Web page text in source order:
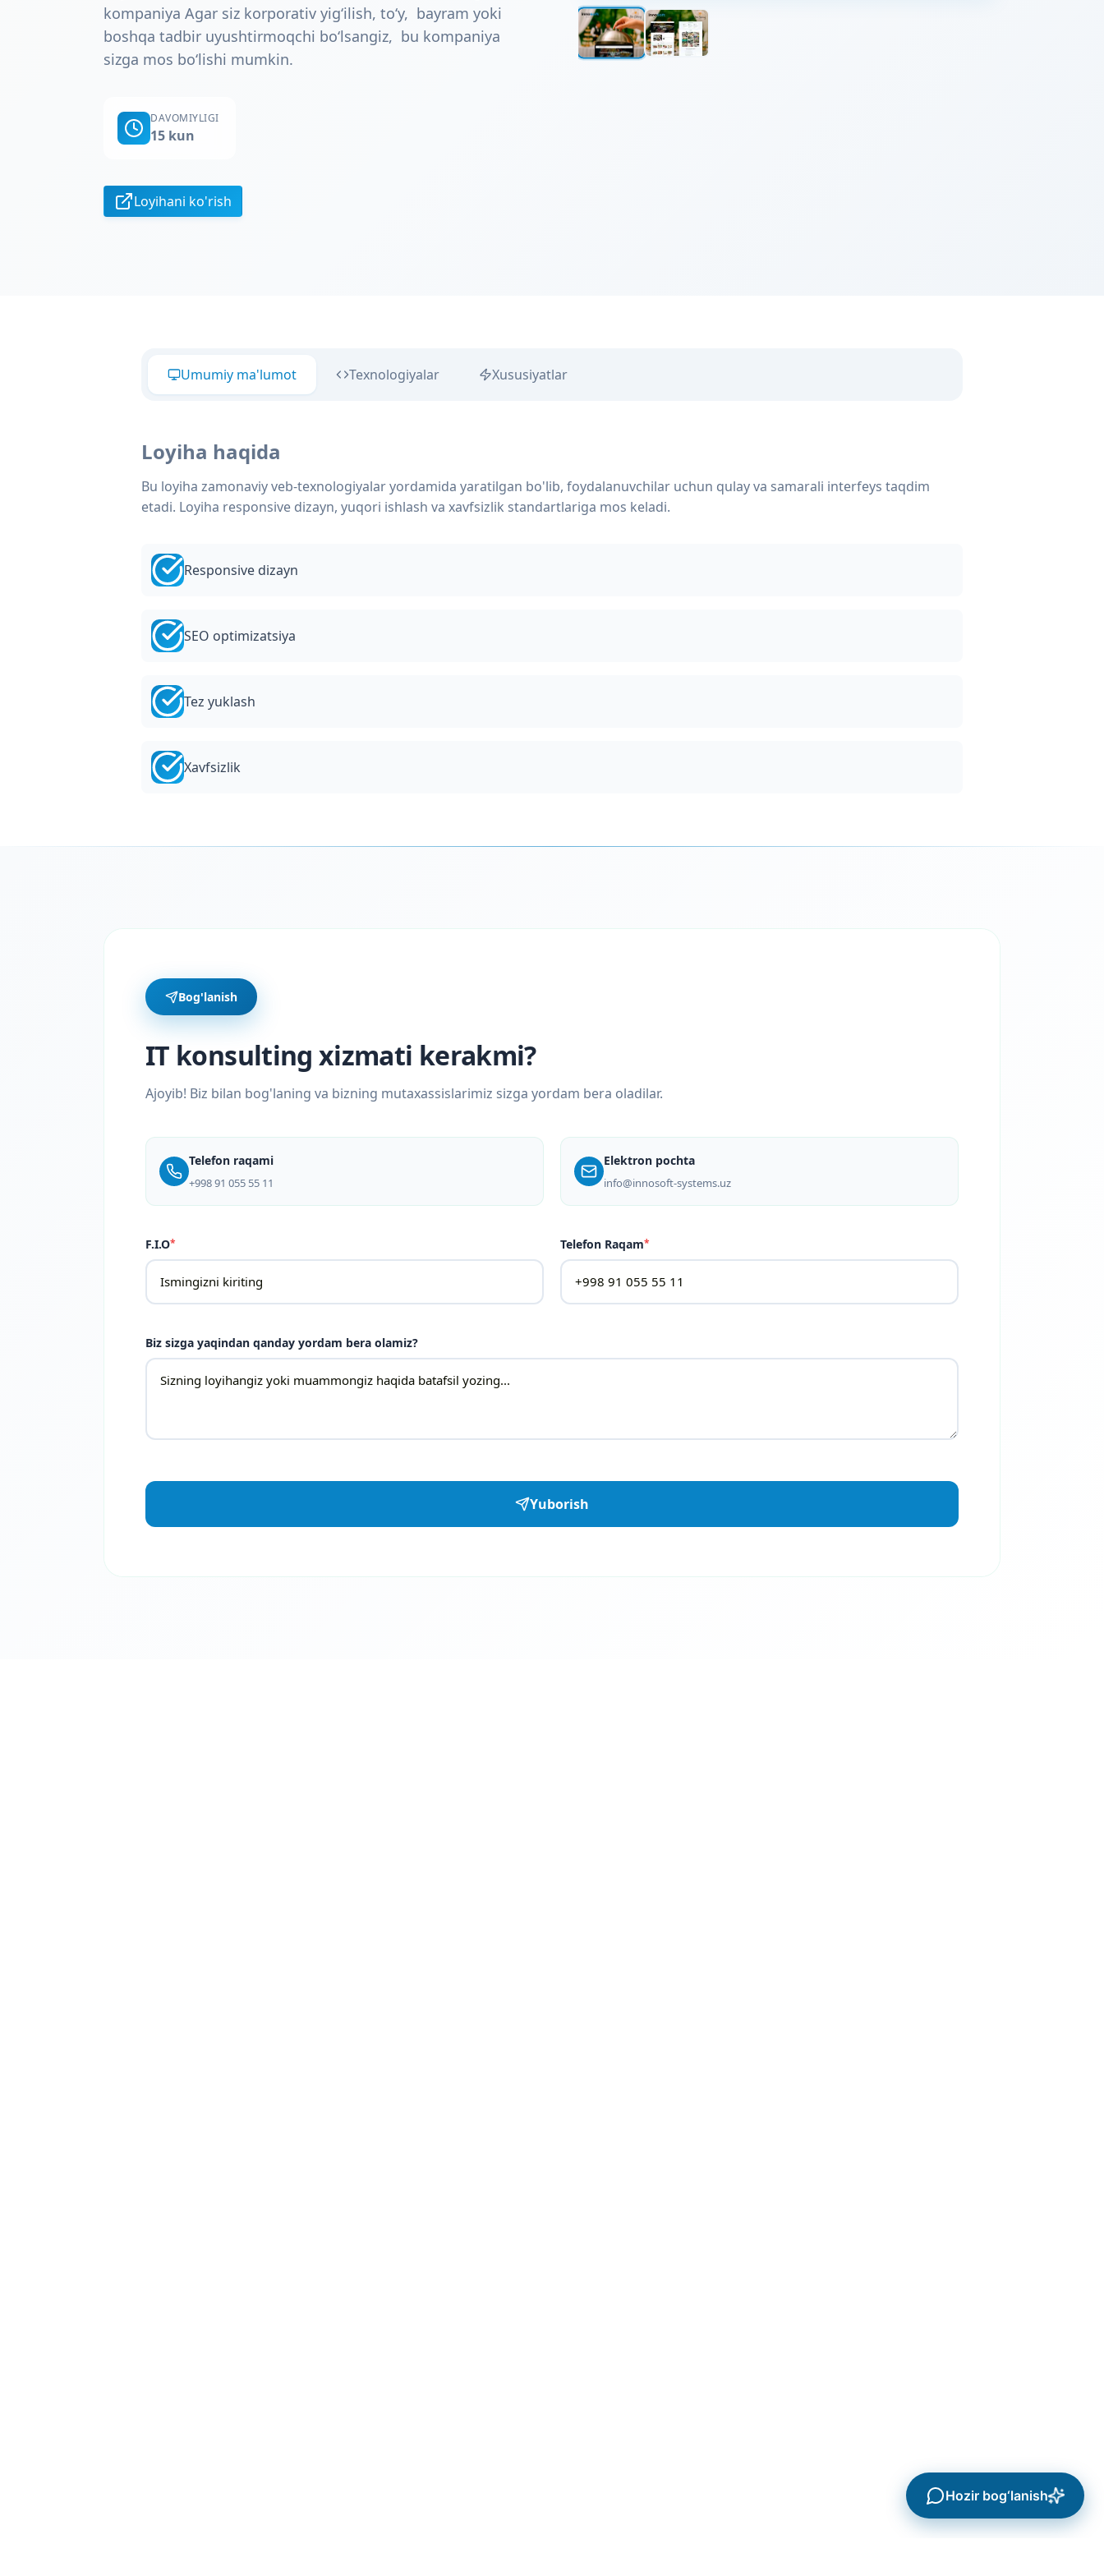
kompaniya Agar siz korporativ yig‘ilish, to‘y, bayram yoki
boshqa tadbir uyushtirmoqchi bo‘lsangiz, bu kompaniya
sizga mos bo‘lishi mumkin.
DAVOMIYLIGI
15 kun
Loyihani ko'rish
Umumiy ma'lumot Texnologiyalar Xususiyatlar
Loyiha haqida
Bu loyiha zamonaviy veb-texnologiyalar yordamida yaratilgan bo'lib, foydalanuvchilar uchun qulay va samarali interfeys taqdim
etadi. Loyiha responsive dizayn, yuqori ishlash va xavfsizlik standartlariga mos keladi.
Responsive dizayn
SEO optimizatsiya
Tez yuklash
Xavfsizlik
Bog'lanish
IT konsulting xizmati kerakmi?
Ajoyib! Biz bilan bog'laning va bizning mutaxassislarimiz sizga yordam bera oladilar.
Telefon raqami
+998 91 055 55 11
Elektron pochta
info@innosoft-systems.uz
F.I.O* Telefon Raqam*
Biz sizga yaqindan qanday yordam bera olamiz?
Yuborish
Hozir bog‘lanish